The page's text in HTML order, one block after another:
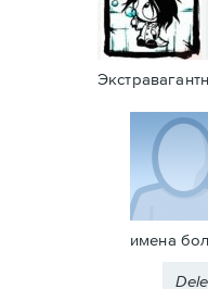
имена